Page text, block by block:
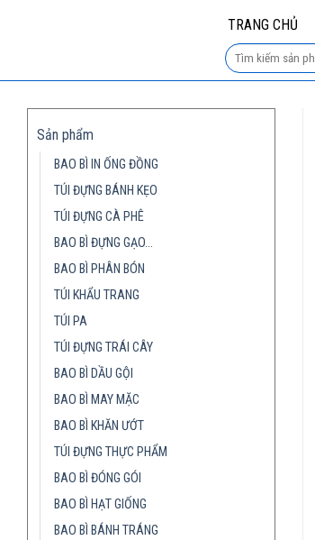
TRANG CHỦ
Sản phẩm
BAO BÌ IN ỐNG ĐỒNG
TÚI ĐỰNG BÁNH KẸO
TÚI ĐỰNG CÀ PHÊ
BAO BÌ ĐỰNG GẠO…
BAO BÌ PHÂN BÓN
TÚI KHẨU TRANG
TÚI PA
TÚI ĐỰNG TRÁI CÂY
BAO BÌ DẦU GỘI
BAO BÌ MAY MẶC
BAO BÌ KHĂN ƯỚT
TÚI ĐỰNG THỰC PHẨM
BAO BÌ ĐÓNG GÓI
BAO BÌ HẠT GIỐNG
BAO BÌ BÁNH TRÁNG